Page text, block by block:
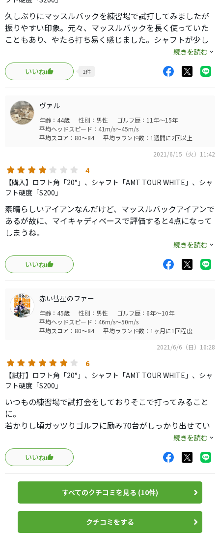
るより打てると思います。
使いこなせるかどうかはまた別の話しですが。
かっこいいけど、難しいだろうなーっと悩んでるくらいな
ら、勇気を出して飛び込んでみて下さい。
練習して、挫折もして、たまに芯をくってご褒美をもらっ
て。
そんなゴルフもいいのではないかな？と思います。
久しぶりにマッスルバックを練習場で試打してみましたが
振りやすい印象。元々、マッスルバックを長く使っていた
こともあり、やたら打ち易く感じました。シャフトが少し
拾ってくれる様な動きのあるAMTだからというのもあると
は思いますが。やはりマッスルバックはしっかりとフェー
スをターンさせないと飛距離が出ませんが、そこまで入射
角をキツめにしなくても大丈夫なので、やはり重心高は低
くなってると思います。ダブりのミスには弱いので練習場
ではハーフトップで良い感じかと。ロフトから考えても特
に飛ばない印象は無いものの、5番から上はシビアでしょう
ね。4はT200、5はT100にしてあげれば80台の人には面白
ントよりは大きい…笑。あれは小さ過ぎ。こちらもビビる
くらい小さいものの少し丸みがあるので慣れてくればそこ
まで威圧感はなくミズノプロの221と比べても構え易さは際
立ってます。ダウンブローは必須ですが7番でキャリー160y
が打てる人なら問題なく使えます。打感は個人的にはミズ
ノプロ、テーラーより好き。非常に湿った感じの柔らかさ
が堪らない。キャビティよりマッスルの方が飛ぶというの
は普通にある話なので、見た目や他の人の評価で敬遠して
いる人は打ってみた方が良いです。あれ？となる人もいる
と思います。
続きを読む
いいね
1件
ヴァル
年齢：44歳 性別：男性
ゴルフ歴：11年～15年
平均ヘッドスピード：41m/s～45m/s
平均スコア：80～84
平均ラウンド数：1週間に2回以上
2021/6/15（火）11:42
4
【購入】ロフト角「20°」、シャフト「AMT TOUR WHITE」、シャ
フト硬度「S200」
素晴らしいアイアンなんだけど、マッスルバックアイアンで
あるが故に、マイキャディベースで評価すると4点になって
しまうね。
やさしさ…２ キャビティではないので、当然、簡単では
ない。
重心距離も長めで、重心も低いが、それでも昨今の易しい
マッスルの中でも難しめの部類だと思う。
それほどに、他の最近のマッスルは易しいとも言えるが、
クラシカルな見た目に反さないシビアさは、好感が持て
構えやすさ…５ 文句なしです。小ぶりで端正な顔つき、
鋭いトップライン、逃げ顔なのに、トゥ周りの包むような
フォルムは、素晴らしいの一言です。
操作性…４ 高いです。ただ、4点に抑えたのはやはり重心
距離の関係です。
長めの重心距離である程度、安定性を確保しつつ、捕まえ
ても、逃がしてもきっちり反応の良さがあります。
打感…５ ここも文句なしですが、厳密には4.5です。個人
的な好みでいえば、ミズノの方がやや上です。
方向性…２ 振った方向にはちゃんと飛びます。そういう
点では５点。
操作性の逆と言う意味では2点です。
続きを読む
いいね
赤い彗星のファー
年齢：45歳 性別：男性
ゴルフ歴：6年～10年
平均ヘッドスピード：46m/s～50m/s
平均スコア：80～84
平均ラウンド数：1ヶ月に1回程度
2021/6/6（日）16:28
6
【試打】ロフト角「20°」、シャフト「AMT TOUR WHITE」、シャ
フト硬度「S200」
いつもの練習場で試打会をしておりそこで打ってみること
に。
若かりし頃ガッツりゴルフに励み70台がしっかり出せてい
た頃はマッスル使ってましたがオッサンとなってからはも
う随分マッスルなんてとんでもない無理無理って思ってまし
たが･･･
((゜&#12615;゜)??? ｱﾚｪ？高さスピンは申し分ない、飛距離
もそこまで落ちこまない。
打感は気持ちよく、何より操作性が素晴らしい!!ドロー、フ
ェード、ストレートと意図した球が打ち分けられる！納
得、最近使用していたアイアンで球が曲げずらかったのは
反発も高いキャビ系の特徴なのかと。
続きを読む
いいね
すべてのクチコミを見る (10件)
クチコミをする